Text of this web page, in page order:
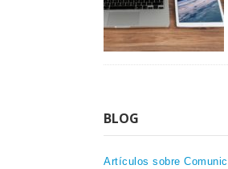
BLOG
Artículos sobre